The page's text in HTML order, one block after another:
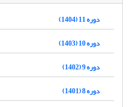
دوره 11 (1404)
دوره 10 (1403)
دوره 9 (1402)
دوره 8 (1401)